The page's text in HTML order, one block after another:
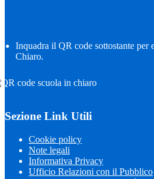
Inquadra il QR code sottostante per
Chiaro.
Sezione Link Utili
Cookie policy
Note legali
Informativa Privacy
Ufficio Relazioni con il Pubblico